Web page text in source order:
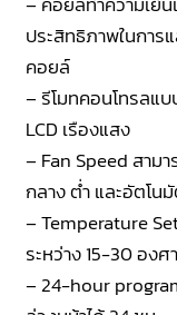
ประสิทธิภาพในการ
คอยล์
– รีโมทคอนโทรลแ
LCD เรืองแสง
– Fan Speed สาม
กลาง ต่ำ และอัตโน
– Temperature
ระหว่าง 15-30 องศ
– 24-hour